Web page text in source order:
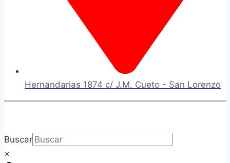
Hernandarias 1874 c/ J.M. Cueto - San Lorenzo
Buscar
×